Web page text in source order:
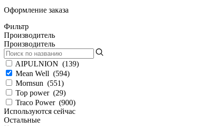
Оформление заказа
Фильтр
Производитель
Производитель
AIPULNION (139)
Mean Well (594)
Mornsun (551)
Top power (29)
Traco Power (900)
Используются сейчас
Остальные